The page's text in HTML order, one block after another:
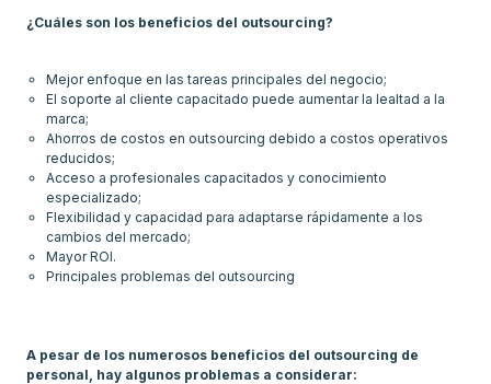
¿Cuáles son los beneficios del outsourcing?
Mejor enfoque en las tareas principales del negocio;
El soporte al cliente capacitado puede aumentar la lealtad a la
marca;
Ahorros de costos en outsourcing debido a costos operativos
reducidos;
Acceso a profesionales capacitados y conocimiento
especializado;
Flexibilidad y capacidad para adaptarse rápidamente a los
cambios del mercado;
Mayor ROI.
Principales problemas del outsourcing
A pesar de los numerosos beneficios del outsourcing de